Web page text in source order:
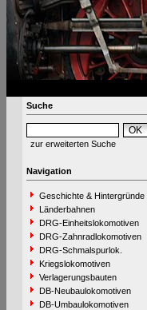
Suche
zur erweiterten Suche
Navigation
Geschichte & Hintergründe
Länderbahnen
DRG-Einheitslokomotiven
DRG-Zahnradlokomotiven
DRG-Schmalspurlok.
Kriegslokomotiven
Verlagerungsbauten
DB-Neubaulokomotiven
DB-Umbaulokomotiven